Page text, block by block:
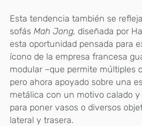
Esta tendencia también se
sofás Mah Jong, diseñada por
esta oportunidad pensada para
ícono de la empresa francesa
modular –que permite múltiples
pero ahora apoyado sobre una
metálica con un motivo calado y
para poner vasos o diversos
lateral y trasera.